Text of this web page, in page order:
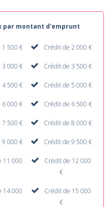
par montant d'emprunt
1 500 € Crédit de 2 000 €
3 000 € Crédit de 3 500 €
4 500 € Crédit de 5 000 €
6 000 € Crédit de 6 500 €
7 500 € Crédit de 8 000 €
9 000 € Crédit de 9 500 €
11 000
Crédit de 12 000
€
14 000
Crédit de 15 000
€